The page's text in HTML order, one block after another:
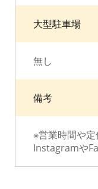
大型駐車場
無し
備考
※営業時間や定
Instagramや